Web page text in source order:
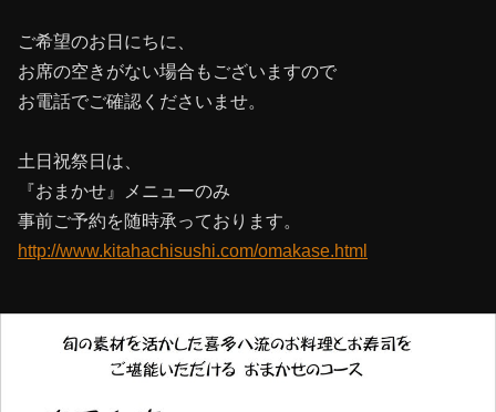
ご希望のお日にちに、
お席の空きがない場合もございますので
お電話でご確認くださいませ。
土日祝祭日は、
『おまかせ』メニューのみ
事前ご予約を随時承っております。
http://www.kitahachisushi.com/omakase.html